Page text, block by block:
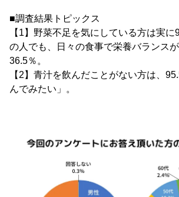
■調査結果トピックス
【1】野菜不足を気にしている方は実
の人でも、日々の食事で栄養バランス
36.5％。
【2】青汁を飲んだことがない方は、
んでみたい」。